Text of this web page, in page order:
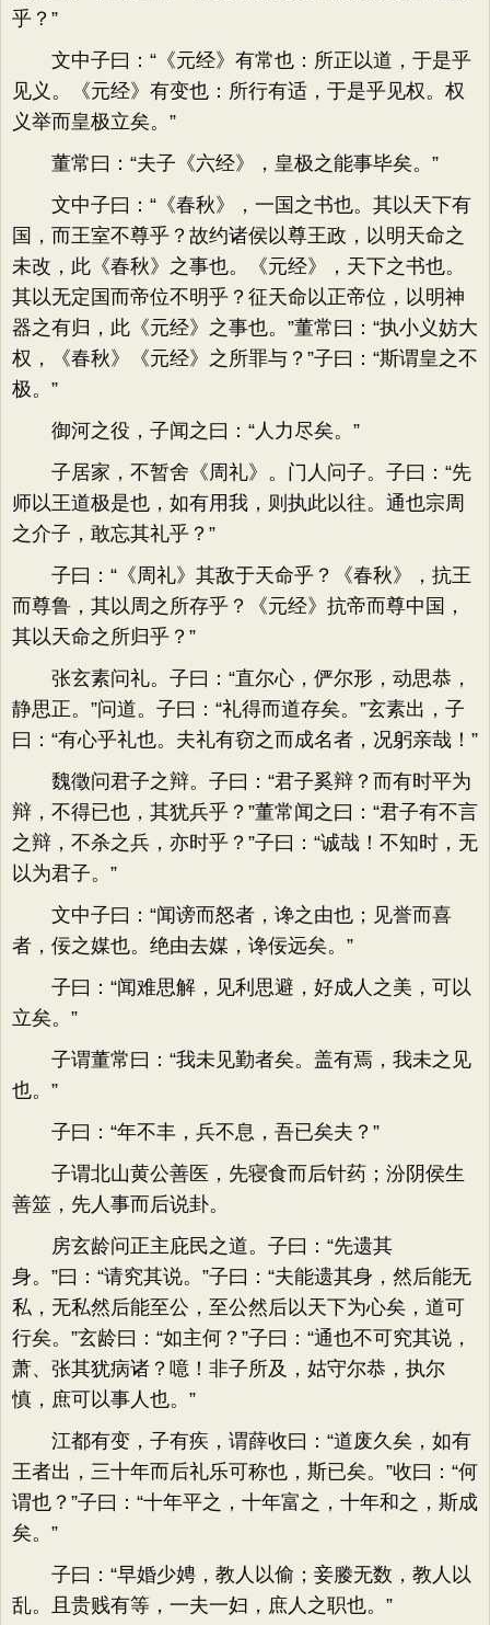
乎？”
文中子曰：“《元经》有常也：所正以道，于是乎
见义。《元经》有变也：所行有适，于是乎见权。权
义举而皇极立矣。”
董常曰：“夫子《六经》，皇极之能事毕矣。”
文中子曰：“《春秋》，一国之书也。其以天下有
国，而王室不尊乎？故约诸侯以尊王政，以明天命之
未改，此《春秋》之事也。《元经》，天下之书也。
其以无定国而帝位不明乎？征天命以正帝位，以明神
器之有归，此《元经》之事也。”董常曰：“执小义妨大
权，《春秋》《元经》之所罪与？”子曰：“斯谓皇之不
极。”
御河之役，子闻之曰：“人力尽矣。”
子居家，不暂舍《周礼》。门人问子。子曰：“先
师以王道极是也，如有用我，则执此以往。通也宗周
之介子，敢忘其礼乎？”
子曰：“《周礼》其敌于天命乎？《春秋》，抗王
而尊鲁，其以周之所存乎？《元经》抗帝而尊中国，
其以天命之所归乎？”
张玄素问礼。子曰：“直尔心，俨尔形，动思恭，
静思正。”问道。子曰：“礼得而道存矣。”玄素出，子
曰：“有心乎礼也。夫礼有窃之而成名者，况躬亲哉！”
魏徵问君子之辩。子曰：“君子奚辩？而有时平为
辩，不得已也，其犹兵乎？”董常闻之曰：“君子有不言
之辩，不杀之兵，亦时乎？”子曰：“诚哉！不知时，无
以为君子。”
文中子曰：“闻谤而怒者，谗之由也；见誉而喜
者，佞之媒也。绝由去媒，谗佞远矣。”
子曰：“闻难思解，见利思避，好成人之美，可以
立矣。”
子谓董常曰：“我未见勤者矣。盖有焉，我未之见
也。”
子曰：“年不丰，兵不息，吾已矣夫？”
子谓北山黄公善医，先寝食而后针药；汾阴侯生
善筮，先人事而后说卦。
房玄龄问正主庇民之道。子曰：“先遗其
身。”曰：“请究其说。”子曰：“夫能遗其身，然后能无
私，无私然后能至公，至公然后以天下为心矣，道可
行矣。”玄龄曰：“如主何？”子曰：“通也不可究其说，
萧、张其犹病诸？噫！非子所及，姑守尔恭，执尔
慎，庶可以事人也。”
江都有变，子有疾，谓薛收曰：“道废久矣，如有
王者出，三十年而后礼乐可称也，斯已矣。”收曰：“何
谓也？”子曰：“十年平之，十年富之，十年和之，斯成
矣。”
子曰：“早婚少娉，教人以偷；妾媵无数，教人以
乱。且贵贱有等，一夫一妇，庶人之职也。”